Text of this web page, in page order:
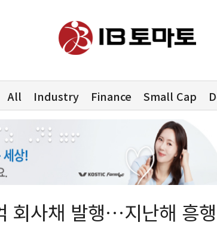
All Industry Finance Small Cap
회사채 발행…지난해 흥행